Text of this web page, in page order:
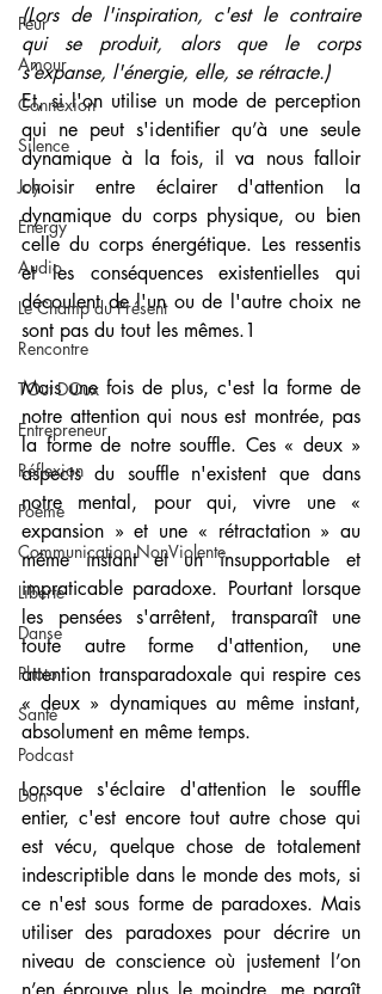
Peur
Amour
Connexion
Silence
Joy
Energy
Audio
Le Champ du Présent
Rencontre
TOut DOux
Entrepreneur
Réflexion
Poème
Communication NonViolente
Liberté
Danse
Photo
Santé
Podcast
Don
(Lors de l'inspiration, c'est le contraire
qui se produit, alors que le corps
s’expanse, l'énergie, elle, se rétracte.)
Et, si l'on utilise un mode de perception
qui ne peut s'identifier qu’à une seule
dynamique à la fois, il va nous falloir
choisir entre éclairer d'attention la
dynamique du corps physique, ou bien
celle du corps énergétique. Les ressentis
et les conséquences existentielles qui
découlent de l'un ou de l'autre choix ne
sont pas du tout les mêmes.1
Mais une fois de plus, c'est la forme de
notre attention qui nous est montrée, pas
la forme de notre souffle. Ces « deux »
aspects du souffle n'existent que dans
notre mental, pour qui, vivre une «
expansion » et une « rétractation » au
même instant et un insupportable et
impraticable paradoxe. Pourtant lorsque
les pensées s'arrêtent, transparaît une
toute autre forme d'attention, une
attention transparadoxale qui respire ces
« deux » dynamiques au même instant,
absolument en même temps.
Lorsque s'éclaire d'attention le souffle
entier, c'est encore tout autre chose qui
est vécu, quelque chose de totalement
indescriptible dans le monde des mots, si
ce n'est sous forme de paradoxes. Mais
utiliser des paradoxes pour décrire un
niveau de conscience où justement l’on